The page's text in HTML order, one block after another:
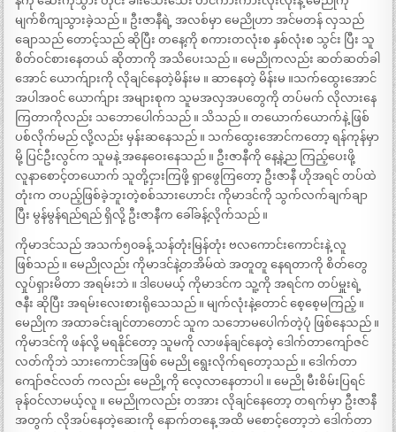
မျက်စိကျသွားခဲ့သည် ။ ဦးဇာနီရဲ့ အလစ်မှာ မေညိုဟာ အင်မတန် လှသည်
ချောသည် တောင့်သည် ဆိုပြီး တနေ့ကို စကားတလုံးစ နှစ်လုံးစ သွင်း ပြီး သူ
စိတ်ဝင်စားနေတယ် ဆိုတာကို အသိပေးသည် ။ မေညိုကလည်း ဆတ်ဆတ်ခါ
အောင် ယောက်ျားကို လိုချင်နေတဲ့မိန်းမ ။ ဆာနေတဲ့ မိန်းမ ။သက်ထွေးအောင်
အပါအဝင် ယောက်ျား အများစုက သူမအလှအပတွေကို တပ်မက် လိုလားနေ
ကြတာကိုလည်း သဘောပေါက်သည် ။ သိသည် ။ တယောက်ယောက်နဲ့ ဖြစ်
ပစ်လိုက်မည် လို့လည်း မှန်းဆနေသည် ။ သက်ထွေးအောင်ကတော့ ရန်ကုန်မှာ
မို့ ပြင်ဦးလွင်က သူမနဲ့ အနေဝေးနေသည် ။ ဦးဇာနီကို နေ့နဲ့ည ကြည့်ပေးဖို့
လူနာစောင့်တယောက် သူတို့ငှားကြဖို့ ရှာဖွေကြတော့ ဦးဇာနီ ဟိုအရင် တပ်ထဲ
တုံးက တပည့်ဖြစ်ခဲ့ဘူးတဲ့စစ်သားဟောင်း ကိုမာဒင်ကို သွက်လက်ချက်ချာ
ပြီး မွန်မွန်ရည်ရည် ရှိလို့ ဦးဇာနီက ခေါ်ခန့်လိုက်သည် ။
ကိုမာဒင်သည် အသက်၅၀ခန့် သန်တုံးမြန်တုံး ဗလကောင်းကောင်းနဲ့ လူ
ဖြစ်သည် ။ မေညိုလည်း ကိုမာဒင်နဲ့တအိမ်ထဲ အတူတူ နေရတာကို စိတ်တွေ
လှုပ်ရှားမိတာ အရမ်းဘဲ ။ ဒါပေမယ့် ကိုမာဒင်က သူ့ကို အရင်က တပ်မှူးရဲ့
ဇနီး ဆိုပြီး အရမ်းလေးစားရိုသေသည် ။ မျက်လုံးနဲ့တောင် စေ့စေ့မကြည့် ။
မေညိုက အထာခင်းချင်တာတောင် သူက သဘောမပေါက်တဲ့ပုံ ဖြစ်နေသည် ။
ကိုမာဒင်ကို ဖန်လို့ မရနိုင်တော့ သူမကို လာဖန်ချင်နေတဲ့ ဒေါက်တာကျော်ဇင်
လတ်ကိုဘဲ သားကောင်အဖြစ် မေညို ရွေးလိုက်ရတော့သည် ။ ဒေါက်တာ
ကျော်ဇင်လတ် ကလည်း မေညို့ကို လေ့လာနေတာပါ ။ မေညို မီးစိမ်းပြရင်
ခုန်ဝင်လာမယ့်လူ ။ မေညိုကလည်း တအား လိုချင်နေတော့ တရက်မှာ ဦးဇာနီ
အတွက် လိုအပ်နေတဲ့ဆေးကို နောက်တနေ့ အထိ မစောင့်တော့ဘဲ ဒေါက်တာ